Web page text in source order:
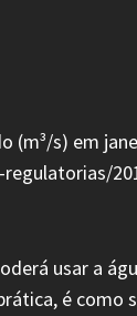
(m³/s) em
usar a
é